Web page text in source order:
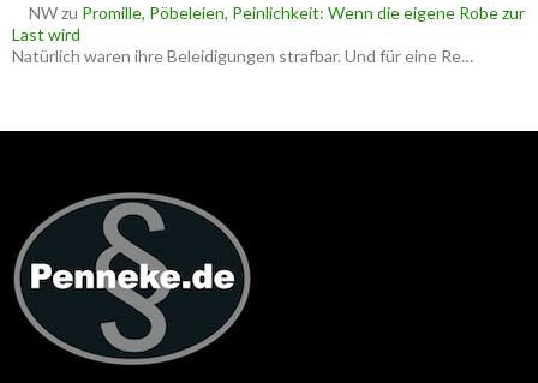
NWzu Promille, Pöbeleien, Peinlichkeit: Wenn die eigene Robe zur
Last wird
Natürlich waren ihre Beleidigungen strafbar. Und für eine Re…